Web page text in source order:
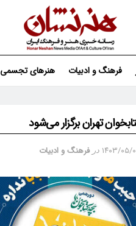
فرهنگ و ادبیات هنرهای تجسمی
تهران برگزار می‌شود
۰۵/۰۹ در فرهنگ و ادبیات